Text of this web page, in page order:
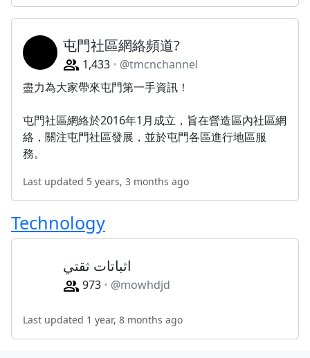
屯門社區網絡頻道?
1,433
@tmcnchannel
盡力為大家帶來屯門第一手資訊！
屯門社區網絡於2016年1月成立，旨在營造區內社區網
絡，關注屯門社區發展，並於屯門各區進行地區服
務。
Last updated 5 years, 3 months ago
Technology
اثباتات ثقتي
973 @mowhdjd
Last updated 1 year, 8 months ago